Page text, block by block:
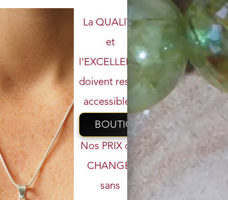
Votre email
La QUALITÉ
et
l’EXCELLENCE
doivent rester
accessibles.
BOUTIQUE
Nos PRIX ont
CHANGÉ,
sans